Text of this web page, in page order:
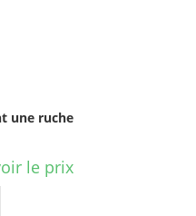
une ruche
le prix